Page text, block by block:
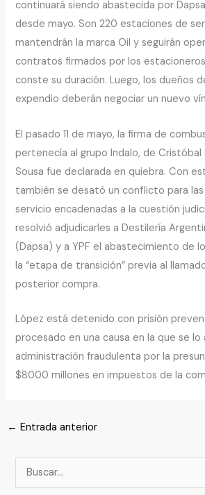
continuará siendo abastecida por
desde mayo. Son 220 estaciones de
mantendrán la marca Oil y seguirán
contratos firmados por los
conste su duración. Luego, los dueños
expendio deberán negociar un nuevo
El pasado 11 de mayo, la firma de
pertenecía al grupo Indalo, de Cristóbal
Sousa fue declarada en quiebra. Con
también se desató un conflicto para
servicio encadenadas a la cuestión
resolvió adjudicarles a Destilería
(Dapsa) y a YPF el abastecimiento de
la “etapa de transición” previa al
posterior compra.
López está detenido con prisión
procesado en una causa en la que se lo
administración fraudulenta por la
$8000 millones en impuestos de la
← Entrada anterior
u